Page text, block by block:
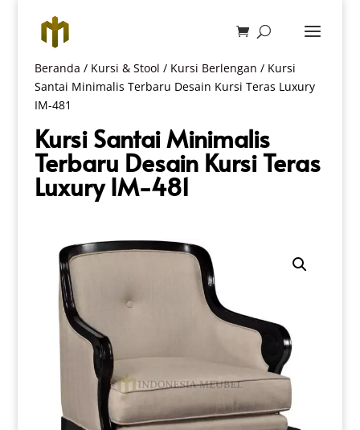
Beranda / Kursi & Stool / Kursi Berlengan / Kursi
Santai Minimalis Terbaru Desain Kursi Teras Luxury
IM-481
Kursi Santai Minimalis
Terbaru Desain Kursi Teras
Luxury IM-481